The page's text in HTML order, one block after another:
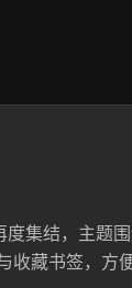
集结，主题围
收藏书签，方